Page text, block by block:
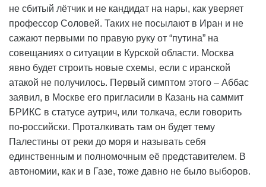
не сбитый лётчик и не кандидат на нары, как уверяет
профессор Соловей. Таких не посылают в Иран и не
сажают первыми по правую руку от “путина” на
совещаниях о ситуации в Курской области. Москва
явно будет строить новые схемы, если с иранской
атакой не получилось. Первый симптом этого – Аббас
заявил, в Москве его пригласили в Казань на саммит
БРИКС в статусе аутрич, или толкача, если говорить
по-российски. Проталкивать там он будет тему
Палестины от реки до моря и называть себя
единственным и полномочным её представителем. В
автономии, как и в Газе, тоже давно не было выборов.